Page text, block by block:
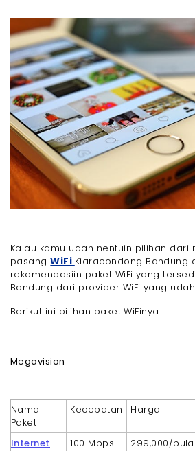
Kalau kamu udah nentuin pilihan dari
pasangWiFi Kiaracondong Bandung
rekomendasiin paket WiFi yang
Bandung dari provider WiFi yang
Berikut ini pilihan paket WiFinya:
Megavision
Nama
Paket
Kecepatan Harga
Internet
100 Mbps 299,000/